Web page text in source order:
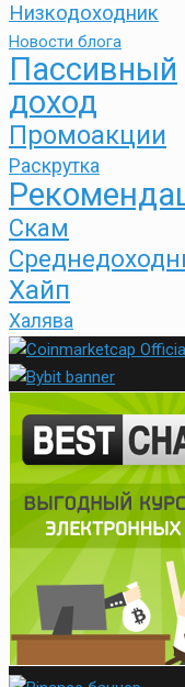
Низкодоходник
Новости блога
Пассивный
доход
Промоакции
Раскрутка
Скам
Хайп
Халява